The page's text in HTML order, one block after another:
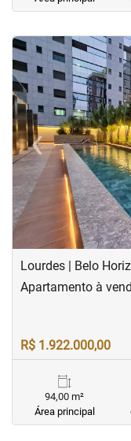
<< <<
‹Previous
Lourdes | Belo
Apartamento à
R$ 1.922.000,00
94,00 m²
Área principal